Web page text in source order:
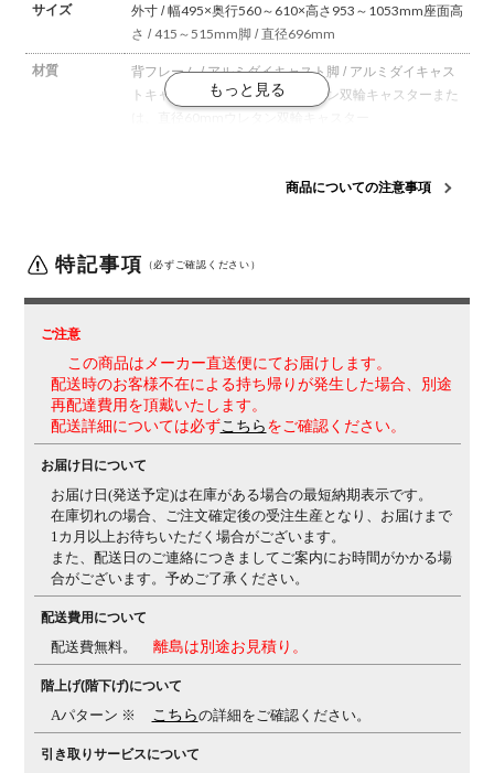
サイズ
外寸 / 幅495×奥行560～610×高さ953～1053mm座面高
さ / 415～515mm脚 / 直径696mm
材質 背フレーム / アルミダイキャスト 脚 / アルミダイキャス
ト キャスター / 直径60mmナイロン双輪キャスターまた
ナイロンキャスターまたは、ウレタンキャスターの2種
確定後の変更は不可となります。
機能
・アンクルチルトリクライニング(リクライニング角度
座面高さ調節(上下100mm)・座面奥行き調整(前後
50mm)
生産国 日本
保証について 1～8年保証(部位により保証期間が変わります)
人日本オフィス家具協会(JOIFA)規定に基づく※詳しく
はこちらの保証ページをご確認ください。
変更点
張地：モール糸入りで光沢感のある織物 ⇒ 落ち着いた
光沢で透明感がある織物 に変更
オレンジレッド 張地変更に伴い名称変更(変更日：ブラ
ック 2024年5月1日、その他カラー 2025年1月より順
備考 ・スタンダードメッシュ
リーン購入法適合商品
商品についての注意事項
特記事項 （必ずご確認ください）
ご注意
この商品はメーカー直送便にてお届けします。
配送時のお客様不在による持ち帰りが発生した場合、別途
再配達費用を頂戴いたします。
配送詳細については必ずこちら をご確認ください。
お届け日について
お届け日(発送予定)は在庫がある場合の最短納期表示です。
在庫切れの場合、ご注文確定後の受注生産となり、お届けまで
1カ月以上お待ちいただく場合がございます。
また、配送日のご連絡につきましてご案内にお時間がかかる場
合がございます。予めご了承ください。
配送費用について
配送費無料。 離島は別途お見積り。
階上げ(階下げ)について
Aパターン ※ こちらの詳細をご確認ください。
引き取りサービスについて